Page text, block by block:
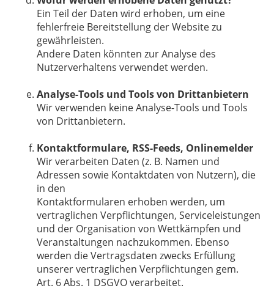
Ein Teil der Daten wird erhoben, um eine
fehlerfreie Bereitstellung der Website zu
gewährleisten.
Andere Daten könnten zur Analyse des
Nutzerverhaltens verwendet werden.
Analyse-Tools und Tools von Drittanbietern
Wir verwenden keine Analyse-Tools und Tools
von Drittanbietern.
Kontaktformulare, RSS-Feeds, Onlinemelder
Wir verarbeiten Daten (z. B. Namen und
Adressen sowie Kontaktdaten von Nutzern), die
in den
Kontaktformularen erhoben werden, um
vertraglichen Verpflichtungen, Serviceleistungen
und der Organisation von Wettkämpfen und
Veranstaltungen nachzukommen. Ebenso
werden die Vertragsdaten zwecks Erfüllung
unserer vertraglichen Verpflichtungen gem.
Art. 6 Abs. 1 DSGVO verarbeitet.